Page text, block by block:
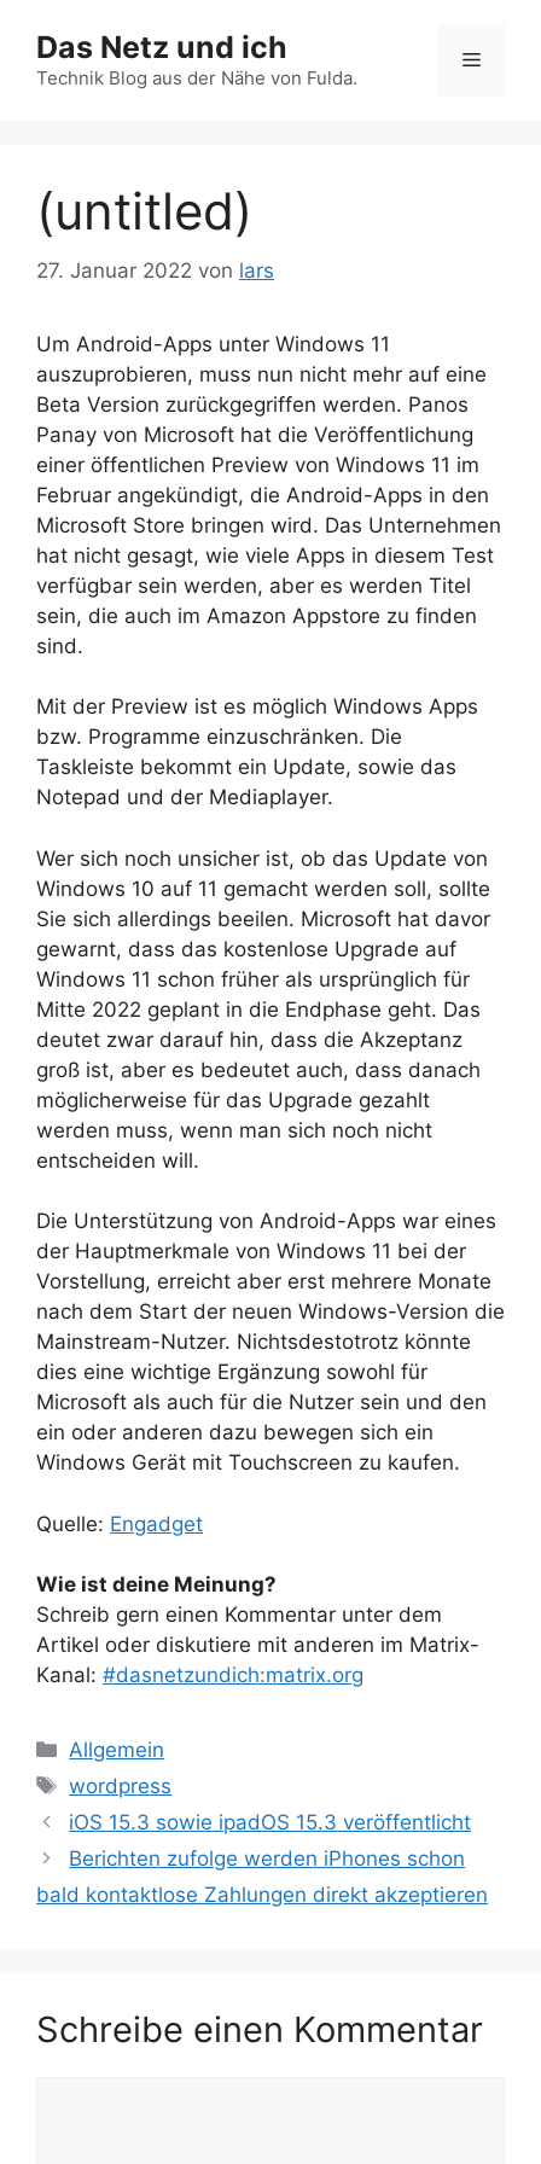
Inhalt
springen
Das Netz und ich
Technik Blog aus der Nähe von Fulda.
Menü
(untitled)
27. Januar 2022 von lars
Um Android-Apps unter Windows 11
auszuprobieren, muss nun nicht mehr auf eine
Beta Version zurückgegriffen werden. Panos
Panay von Microsoft hat die Veröffentlichung
einer öffentlichen Preview von Windows 11 im
Februar angekündigt, die Android-Apps in den
Microsoft Store bringen wird. Das Unternehmen
hat nicht gesagt, wie viele Apps in diesem Test
verfügbar sein werden, aber es werden Titel
sein, die auch im Amazon Appstore zu finden
sind.
Mit der Preview ist es möglich Windows Apps
bzw. Programme einzuschränken. Die
Taskleiste bekommt ein Update, sowie das
Notepad und der Mediaplayer.
Wer sich noch unsicher ist, ob das Update von
Windows 10 auf 11 gemacht werden soll, sollte
Sie sich allerdings beeilen. Microsoft hat davor
gewarnt, dass das kostenlose Upgrade auf
Windows 11 schon früher als ursprünglich für
Mitte 2022 geplant in die Endphase geht. Das
deutet zwar darauf hin, dass die Akzeptanz
groß ist, aber es bedeutet auch, dass danach
möglicherweise für das Upgrade gezahlt
werden muss, wenn man sich noch nicht
entscheiden will.
Die Unterstützung von Android-Apps war eines
der Hauptmerkmale von Windows 11 bei der
Vorstellung, erreicht aber erst mehrere Monate
nach dem Start der neuen Windows-Version die
Mainstream-Nutzer. Nichtsdestotrotz könnte
dies eine wichtige Ergänzung sowohl für
Microsoft als auch für die Nutzer sein und den
ein oder anderen dazu bewegen sich ein
Windows Gerät mit Touchscreen zu kaufen.
Quelle: Engadget
Wie ist deine Meinung?
Schreib gern einen Kommentar unter dem
Artikel oder diskutiere mit anderen im Matrix-
Kanal: #dasnetzundich:matrix.org
Kategorien
Allgemein
Schlagwörter
wordpress
iOS 15.3 sowie ipadOS 15.3 veröffentlicht
Berichten zufolge werden iPhones schon
bald kontaktlose Zahlungen direkt akzeptieren
Schreibe einen Kommentar